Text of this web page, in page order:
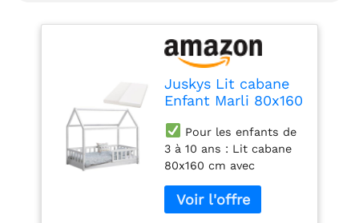
d'enfant
Juskys Lit cabane
Enfant Marli 80x160
antichute, sommier
à Lattes, Matelas
et Toit, Lit Maison
Montessori en Bois
Massif, Blanc
Pour les enfants de
3 à 10 ans : Lit cabane
80x160 cm avec
mousse froide pour
filles & garçons à partir